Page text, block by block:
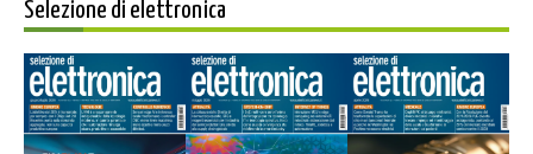
Selezione di elettronica